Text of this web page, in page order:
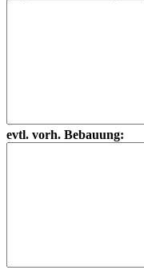
evtl. vorh. Bebauung: